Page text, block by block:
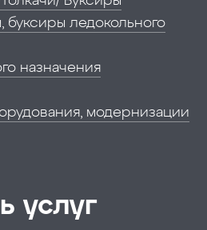
буксиры ледокольного
назначения
модернизации
услуг